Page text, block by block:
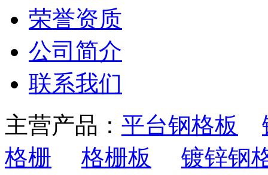
荣誉资质
公司简介
联系我们
主营产品： 平台钢格板
格栅
格栅板 镀锌钢